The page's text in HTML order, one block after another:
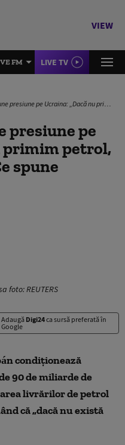
VIEW
FM LIVE TV
Ucraina: „Dacă nu primim petrol, nu primiți bani”. Ce spune Zelenski
presiune pe
primim petrol,
spune
foto: REUTERS
Adaugă Digi24ca sursă preferată în
Google
condiționează
90 de miliarde de
livrărilor de petrol
că „dacă nu există